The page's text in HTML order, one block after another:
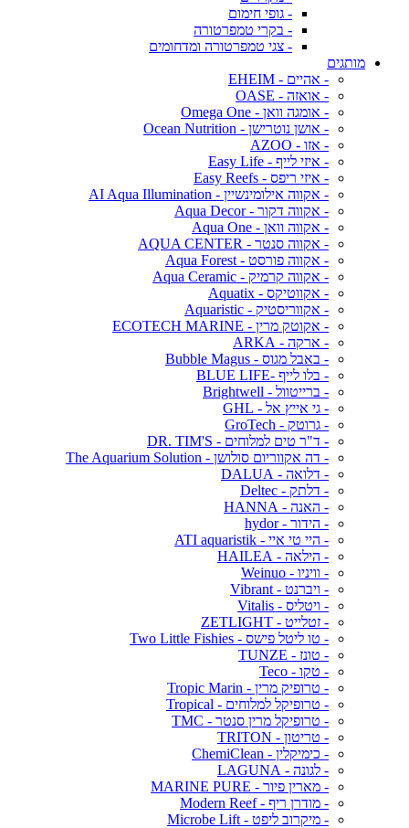
- גופי חימום
- בקרי טמפרטורה
- צגי טמפרטורה ומדחומים
מותגים
- אהיים - EHEIM
- אואזה - OASE
- אומגה וואן - Omega One
- אושן נוטרישן - Ocean Nutrition
- אזו - AZOO
- איזי לייף - Easy Life
- איזי ריפס - Easy Reefs
- אקווה אילומינשיין - AI Aqua Illumination
- אקווה דקור - Aqua Decor
- אקווה וואן - Aqua One
- אקווה סנטר - AQUA CENTER
- אקווה פורסט - Aqua Forest
- אקווה קרמיק - Aqua Ceramic
- אקווטיקס - Aquatix
- אקווריסטיק - Aquaristic
- אקוטק מרין - ECOTECH MARINE
- ארקה - ARKA
- באבל מגוס - Bubble Magus
- בלו לייף -BLUE LIFE
- ברייטוול - Brightwell
- גי אייץ אל - GHL
- גרוטק - GroTech
- ד"ר טים למלוחים - DR. TIM'S
- דה אקווריום סולושן - The Aquarium Solution
- דלואה - DALUA
- דלתק - Deltec
- האנה - HANNA
- הידור - hydor
- היי טי איי - ATI aquaristik
- הילאה - HAILEA
- וויניו - Weinuo
- ויברנט - Vibrant
- ויטליס - Vitalis
- זטלייט - ZETLIGHT
- טו ליטל פישס - Two Little Fishies
- טונז - TUNZE
- טקו - Teco
- טרופיק מרין - Tropic Marin
- טרופיקל למלוחים - Tropical
- טרופיקל מרין סנטר - TMC
- טריטון - TRITON
- כימיקלין - ChemiClean
- לגונה - LAGUNA
- מארין פיור - MARINE PURE
- מודרן ריף - Modern Reef
- מיקרוב ליפט - Microbe Lift